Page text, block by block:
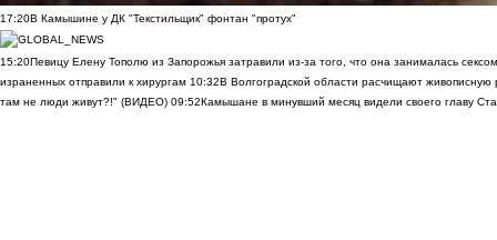
17:20В Камышине у ДК "Текстильщик" фонтан "протух"
15:20Певицу Елену Тополю из Запорожья затравили из-за того, что она занималась
израненных отправили к хирургам 10:32В Волгоградской области расчищают
там не люди живут?!" (ВИДЕО) 09:52Камышане в минувший месяц видели своего главу